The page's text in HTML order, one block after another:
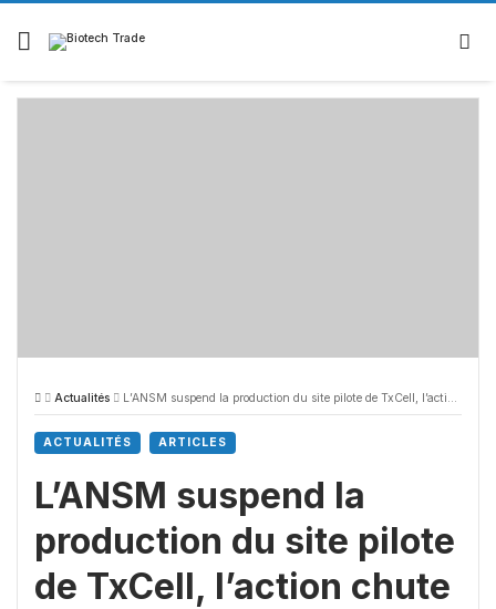
Actualités L’ANSM suspend la production du site pilote de TxCell, l’action chute
ACTUALITÉS ARTICLES
L’ANSM suspend la
production du site pilote
de TxCell, l’action chute